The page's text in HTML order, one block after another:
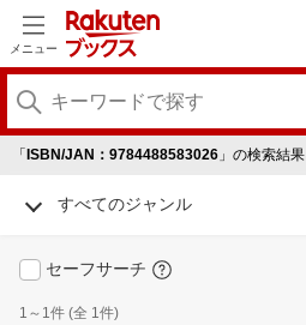
メニュー
「 ISBN/JAN：9784488583026 」の検索結果
すべてのジャンル
セーフサーチ
1～1件 (全 1件)